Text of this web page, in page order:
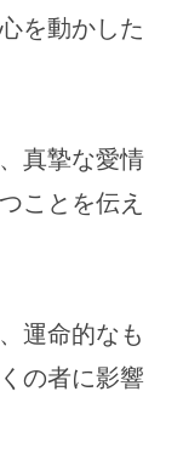
を動かした
真摯な愛情
ことを伝え
運命的なも
の者に影響